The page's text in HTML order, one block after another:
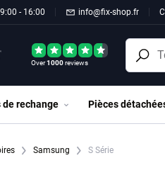
- 16:00 info@fix-shop.fr
Over1000reviews
de rechange Pièces
Samsung S Série